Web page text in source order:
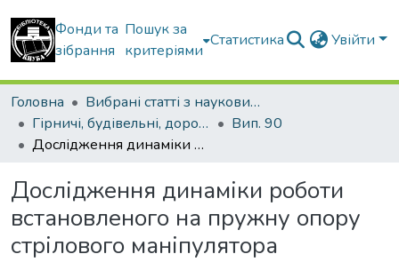
Фонди та
зібрання
Пошук за
критеріями
Статистика Увійти
Головна
Вибрані статті з наукових збірників КНУБА
Гірничі, будівельні, дорожні та меліоративні машини
Вип. 90
Дослідження динаміки роботи встановленого на пружну опору стрілового маніпулятора
Дослідження динаміки роботи
встановленого на пружну опору
стрілового маніпулятора